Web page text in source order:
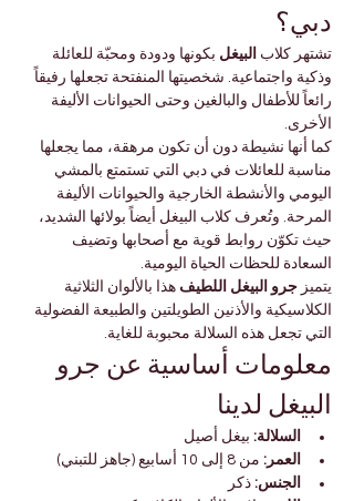
دبي؟
تشتهر كلاب البيغل بكونها ودودة ومحبّة للعائلة
وذكية واجتماعية. شخصيتها المنفتحة تجعلها رفيقاً
رائعاً للأطفال والبالغين وحتى الحيوانات الأليفة
الأخرى.
كما أنها نشيطة دون أن تكون مرهقة، مما يجعلها
مناسبة للعائلات في دبي التي تستمتع بالمشي
اليومي والأنشطة الخارجية والحيوانات الأليفة
المرحة. وتُعرف كلاب البيغل أيضاً بولائها الشديد،
حيث تكوّن روابط قوية مع أصحابها وتضيف
السعادة للحظات الحياة اليومية.
يتميز جرو البيغل اللطيف هذا بالألوان الثلاثية
الكلاسيكية والأذنين الطويلتين والطبيعة الفضولية
التي تجعل هذه السلالة محبوبة للغاية.
معلومات أساسية عن جرو
البيغل لدينا
السلالة: بيغل أصيل
العمر: من 8 إلى 10 أسابيع (جاهز للتبني)
الجنس: ذكر